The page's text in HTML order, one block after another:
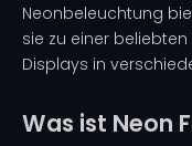
Neonbeleuchtung
sie zu einer
Displays in
Was ist Neon